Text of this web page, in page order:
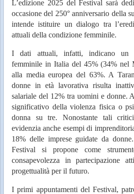
L’edizione 2025 del Festival sarà
occasione del 250° anniversario della
intende istituire un dialogo tra
attuali della condizione femminile.
I dati attuali, infatti, indicano un
femminile in Italia del 45% (34% nel
alla media europea del 63%. A
donne in età lavorativa risulta
salariale del 12% tra uomini e donne.
significativo della violenza fisica o
donna su tre. Nonostante tali
evidenzia anche esempi di
18% delle imprese guidate da
Festival si propone come
consapevolezza in partecipazione
progettualità per il futuro.
I primi appuntamenti del Festival,